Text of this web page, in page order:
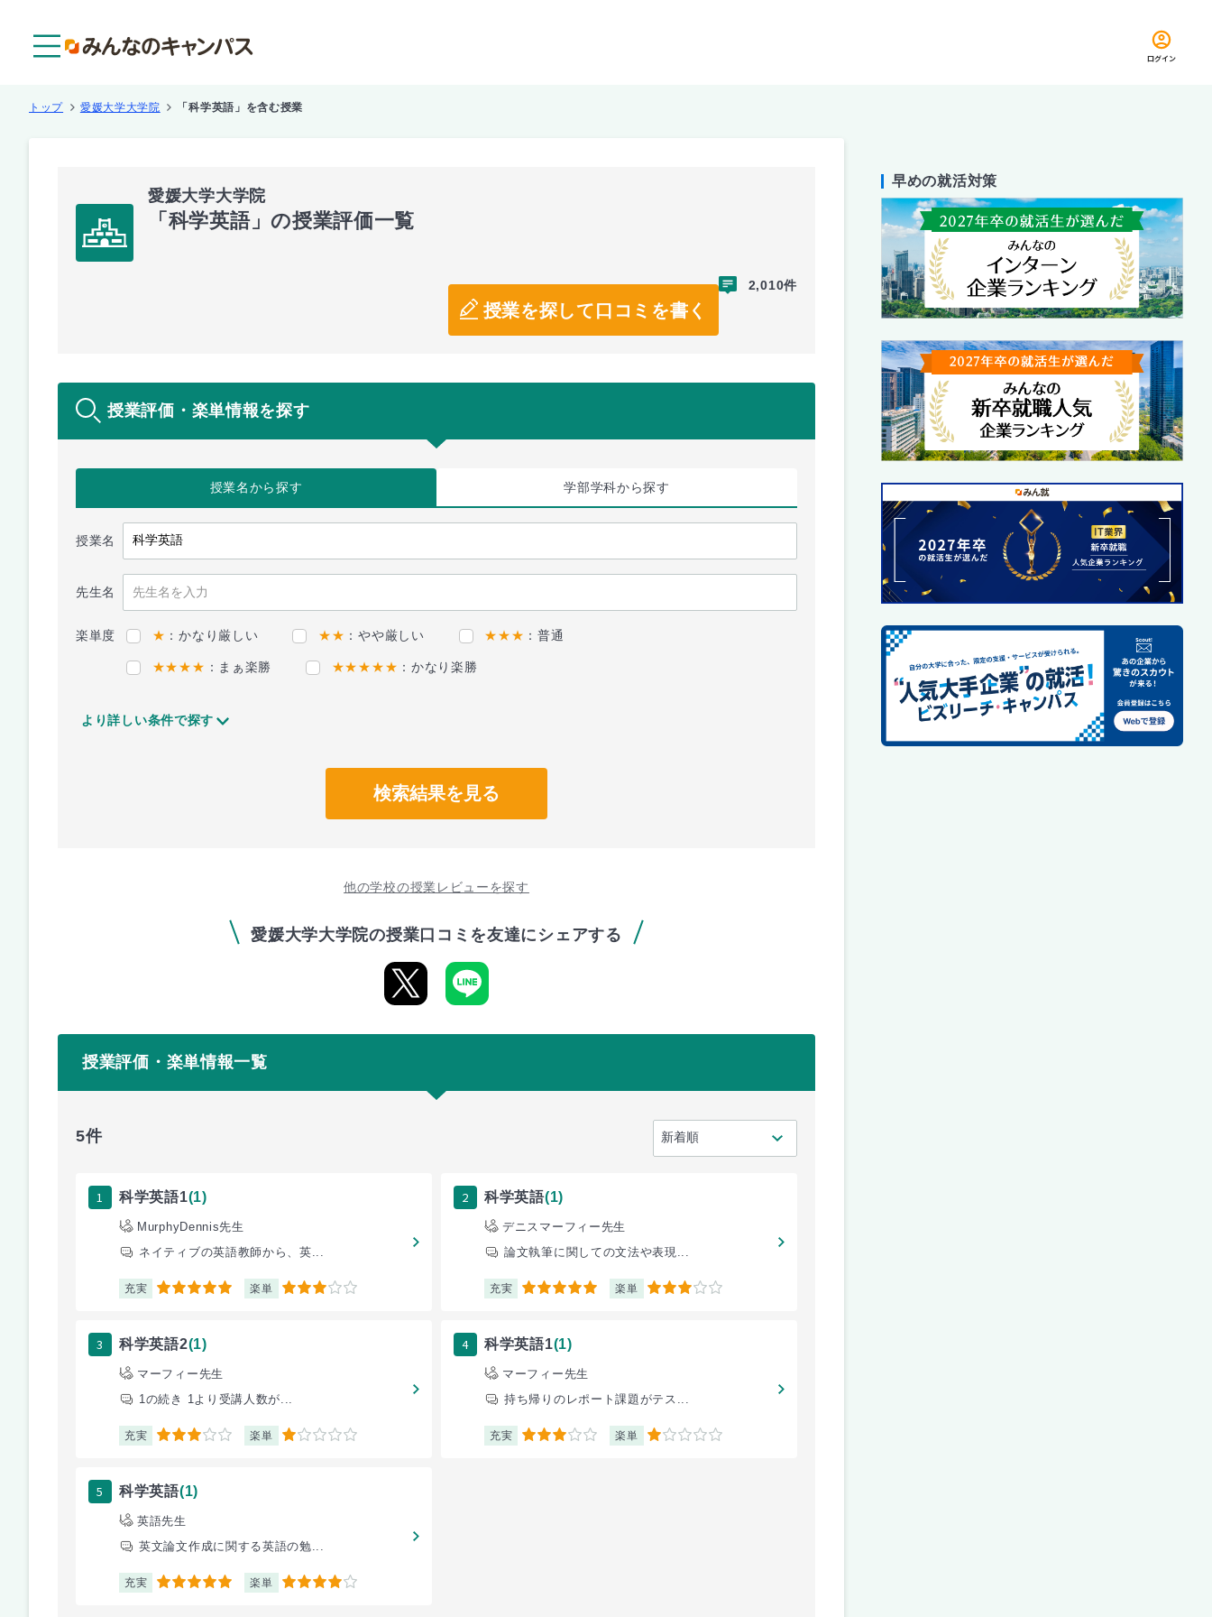
ログイン
トップ 愛媛大学大学院 「科学英語」を含む授業
愛媛大学大学院
「科学英語」の授業評価一覧
授業を探して口コミを書く
2,010件
授業評価・楽単情報を探す
授業名から探す 学部学科から探す
授業名
先生名
楽単度 ★ ：かなり厳しい ★★ ：やや厳しい ★★★ ：普通
★★★★ ：まぁ楽勝 ★★★★★ ：かなり楽勝
より詳しい条件で探す
検索結果を見る
他の学校の授業レビューを探す
愛媛大学大学院の授業口コミを友達にシェアする
授業評価・楽単情報一覧
5件
1 科学英語1(1)
MurphyDennis先生
ネイティブの英語教師から、英...
充実 5 楽単 3
2 科学英語(1)
デニスマーフィー先生
論文執筆に関しての文法や表現...
充実 5 楽単 3
3 科学英語2(1)
マーフィー先生
1の続き 1より受講人数が...
充実 3 楽単 1
4 科学英語1(1)
マーフィー先生
持ち帰りのレポート課題がテス...
充実 3 楽単 1
5 科学英語(1)
英語先生
英文論文作成に関する英語の勉...
充実 5 楽単 4
早めの就活対策